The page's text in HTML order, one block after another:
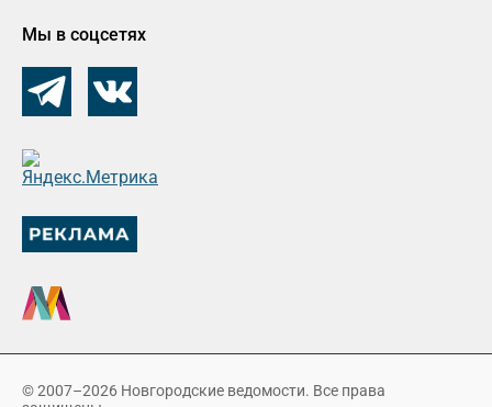
Мы в соцсетях
© 2007–2026 Новгородские ведомости. Все права